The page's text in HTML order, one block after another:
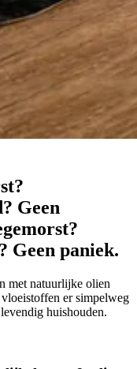
Geen
gemorst?
Geen paniek.
met natuurlijke olien
er simpelweg
huishouden.